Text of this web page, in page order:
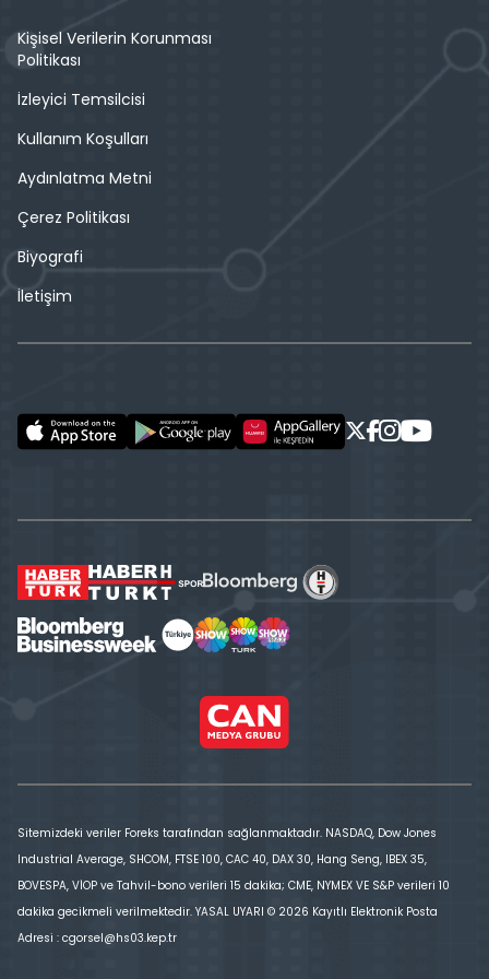
Kişisel Verilerin Korunması
Politikası
İzleyici Temsilcisi
Kullanım Koşulları
Aydınlatma Metni
Çerez Politikası
Biyografi
İletişim
Sitemizdeki veriler Foreks tarafından sağlanmaktadır. NASDAQ, Dow Jones
Industrial Average, SHCOM, FTSE 100, CAC 40, DAX 30, Hang Seng, IBEX 35,
BOVESPA, VİOP ve Tahvil-bono verileri 15 dakika; CME, NYMEX VE S&P verileri 10
dakika gecikmeli verilmektedir. YASAL UYARI © 2026 Kayıtlı Elektronik Posta
Adresi : cgorsel@hs03.kep.tr